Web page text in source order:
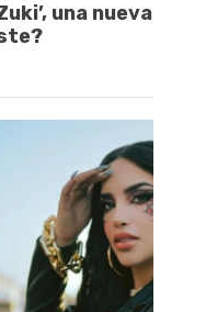
una nueva